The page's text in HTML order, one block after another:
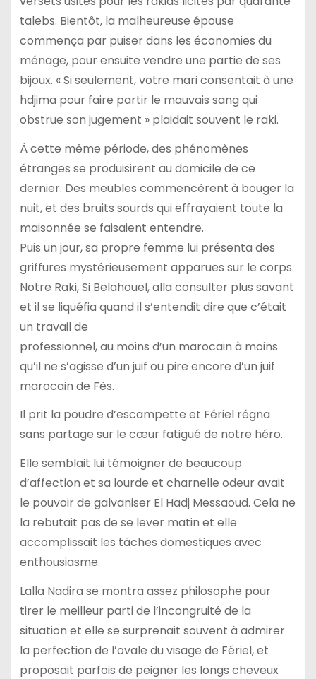
talebs. Bientôt, la malheureuse épouse
commença par puiser dans les économies du
ménage, pour ensuite vendre une partie de ses
bijoux. « Si seulement, votre mari consentait à une
hdjima pour faire partir le mauvais sang qui
obstrue son jugement » plaidait souvent le raki.
À cette même période, des phénomènes
étranges se produisirent au domicile de ce
dernier. Des meubles commencèrent à bouger la
nuit, et des bruits sourds qui effrayaient toute la
maisonnée se faisaient entendre.
Puis un jour, sa propre femme lui présenta des
griffures mystérieusement apparues sur le corps.
Notre Raki, Si Belahouel, alla consulter plus savant
et il se liquéfia quand il s’entendit dire que c’était
un travail de
professionnel, au moins d’un marocain à moins
qu’il ne s’agisse d’un juif ou pire encore d’un juif
marocain de Fès.
Il prit la poudre d’escampette et Fériel régna
sans partage sur le cœur fatigué de notre héro.
Elle semblait lui témoigner de beaucoup
d’affection et sa lourde et charnelle odeur avait
le pouvoir de galvaniser El Hadj Messaoud. Cela ne
la rebutait pas de se lever matin et elle
accomplissait les tâches domestiques avec
enthousiasme.
Lalla Nadira se montra assez philosophe pour
tirer le meilleur parti de l’incongruité de la
situation et elle se surprenait souvent à admirer
la perfection de l’ovale du visage de Fériel, et
proposait parfois de peigner les longs cheveux